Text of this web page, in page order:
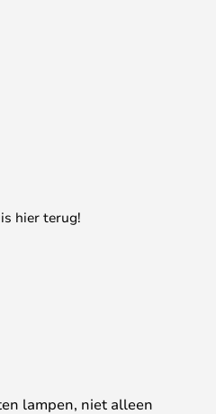
hier terug!
lampen, niet alleen